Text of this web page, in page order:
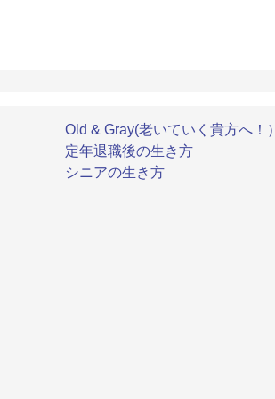
Old & Gray(老いていく貴方へ！）
定年退職後の生き方
シニアの生き方